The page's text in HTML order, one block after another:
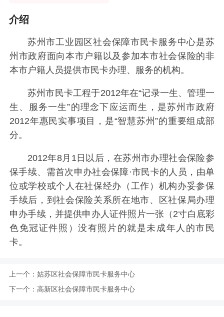
介绍
苏州市工业园区社会保障市民卡服务中心是苏
州市政府面向本市户籍以及参加本市社会保险的非
本市户籍人员提供市民卡办理、服务的机构。
苏州市民卡工程于2012年在“记录一生、管理一
生、服务一生”的理念下应运而生，是苏州市政府
2012年惠民实事项目，是“智慧苏州”的重要组成部
分。
2012年8月1日以后，在苏州市办理社会保险参
保手续、需首次申办社会保障·市民卡的人员，由单
位或学校或个人在社保经办（工作）机构办妥参保
手续后，到社会保险关系所在地市、区社保局办理
申办手续，并提供申办人证件照片一张（2寸白底彩
色免冠证件照）没有照片的就是未成年人的市民
卡。
上一个： 姑苏区社会保障市民卡服务中心
下一个： 高新区社会保障市民卡服务中心